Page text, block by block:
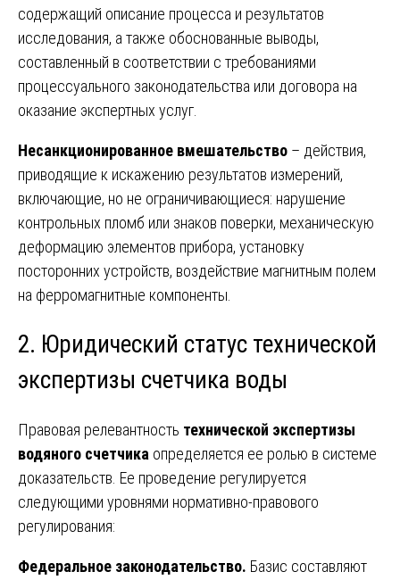
содержащий описание процесса и результатов
исследования, а также обоснованные выводы,
составленный в соответствии с требованиями
процессуального законодательства или договора на
оказание экспертных услуг.
Несанкционированное вмешательство – действия,
приводящие к искажению результатов измерений,
включающие, но не ограничивающиеся: нарушение
контрольных пломб или знаков поверки, механическую
деформацию элементов прибора, установку
посторонних устройств, воздействие магнитным полем
на ферромагнитные компоненты.
2. Юридический статус технической
экспертизы счетчика воды
Правовая релевантность технической экспертизы
водяного счетчика определяется ее ролью в системе
доказательств. Ее проведение регулируется
следующими уровнями нормативно-правового
регулирования:
Федеральное законодательство. Базис составляют